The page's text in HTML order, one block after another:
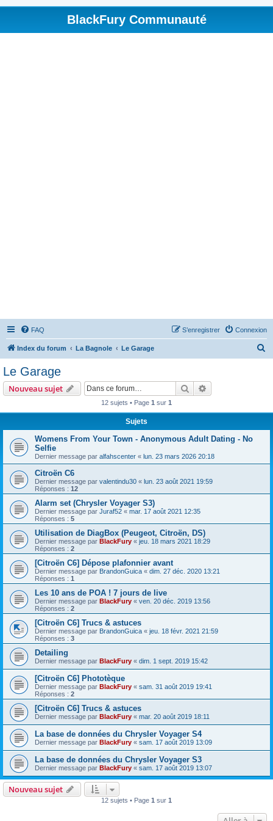
BlackFury Communauté
FAQ Connexion
S’enregistrer
Index du forum La Bagnole Le Garage
e
Le Garage
Nouveau sujet Rechercher
12 sujets • Page 1 sur 1
Sujets
Womens From Your Town - Anonymous Adult Dating - No
Selfie
Dernier message par alfahscenter « lun. 23 mars 2026 20:18
Citroën C6
Dernier message par valentindu30 « lun. 23 août 2021 19:59
Réponses : 12
Alarm set (Chrysler Voyager S3)
Dernier message par Juraf52 « mar. 17 août 2021 12:35
Réponses : 5
Utilisation de DiagBox (Peugeot, Citroën, DS)
Dernier message par BlackFury « jeu. 18 mars 2021 18:29
Réponses : 2
[Citroën C6] Dépose plafonnier avant
Dernier message par BrandonGuica « dim. 27 déc. 2020 13:21
Réponses : 1
Les 10 ans de POA ! 7 jours de live
Dernier message par BlackFury « ven. 20 déc. 2019 13:56
Réponses : 2
[Citroën C6] Trucs & astuces
Dernier message par BrandonGuica « jeu. 18 févr. 2021 21:59
Réponses : 3
Detailing
Dernier message par BlackFury « dim. 1 sept. 2019 15:42
[Citroën C6] Phototèque
Dernier message par BlackFury « sam. 31 août 2019 19:41
Réponses : 2
[Citroën C6] Trucs & astuces
Dernier message par BlackFury « mar. 20 août 2019 18:11
La base de données du Chrysler Voyager S4
Dernier message par BlackFury « sam. 17 août 2019 13:09
La base de données du Chrysler Voyager S3
Dernier message par BlackFury « sam. 17 août 2019 13:07
Nouveau sujet
12 sujets • Page 1 sur 1